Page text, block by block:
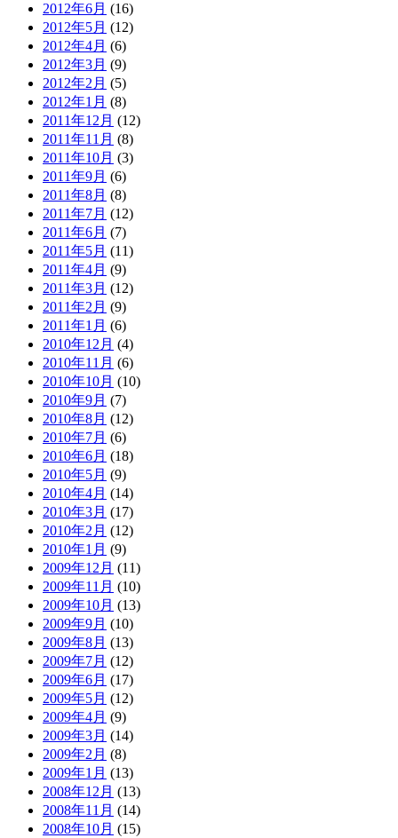
2012年6月 (16)
2012年5月 (12)
2012年4月 (6)
2012年3月 (9)
2012年2月 (5)
2012年1月 (8)
2011年12月 (12)
2011年11月 (8)
2011年10月 (3)
2011年9月 (6)
2011年8月 (8)
2011年7月 (12)
2011年6月 (7)
2011年5月 (11)
2011年4月 (9)
2011年3月 (12)
2011年2月 (9)
2011年1月 (6)
2010年12月 (4)
2010年11月 (6)
2010年10月 (10)
2010年9月 (7)
2010年8月 (12)
2010年7月 (6)
2010年6月 (18)
2010年5月 (9)
2010年4月 (14)
2010年3月 (17)
2010年2月 (12)
2010年1月 (9)
2009年12月 (11)
2009年11月 (10)
2009年10月 (13)
2009年9月 (10)
2009年8月 (13)
2009年7月 (12)
2009年6月 (17)
2009年5月 (12)
2009年4月 (9)
2009年3月 (14)
2009年2月 (8)
2009年1月 (13)
2008年12月 (13)
2008年11月 (14)
2008年10月 (15)